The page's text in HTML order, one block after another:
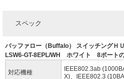
スペック
バッファロー（Buffalo） スイッチングＨ
LSW6-GT-8EPL/WH ホワイト 8ポート
対応機種
IEEE802.3ab
X)、IEEE802.3